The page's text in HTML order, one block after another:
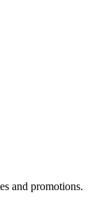
and promotions.